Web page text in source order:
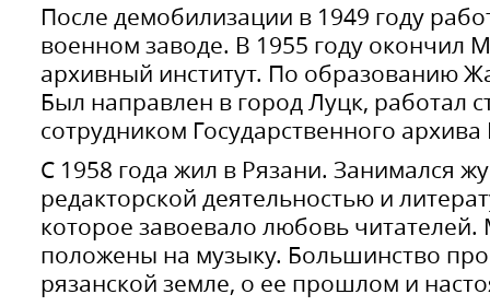
После демобилизации в 1949 году
военном заводе. В 1955 году окончил
архивный институт. По образованию
Был направлен в город Луцк, работал
сотрудником Государственного
С 1958 года жил в Рязани. Занимался
редакторской деятельностью и
которое завоевало любовь читателей.
положены на музыку. Большинство
рязанской земле, о ее прошлом и